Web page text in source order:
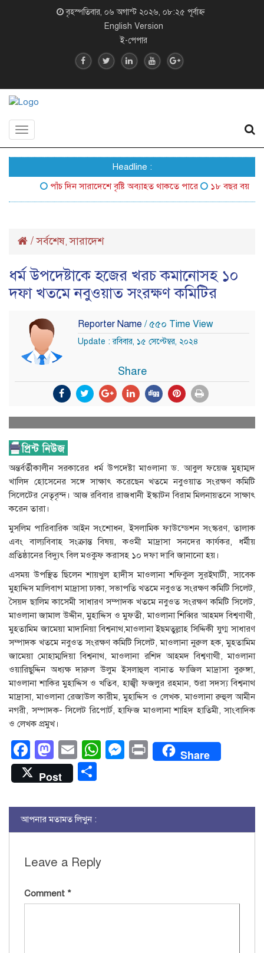
বৃহস্পতিবার, ০৬ অগাস্ট ২০২৬, ০৮:২৫ পূর্বাহ্ন
English Version
ই-পেপার
Toggle
Headline :
পাঁচ দিন সারাদেশে বৃষ্টি অব্যাহত থাকতে পারে
১৮ বছর বয়সেই
/সর্বশেষ,সারাদেশ
ধর্ম উপদেষ্টাকে হজের খরচ কমানোসহ ১০
দফা খতমে নবুওয়াত সংরক্ষণ কমিটির
Reporter Name / ৫৫০ Time View
Update : রবিবার, ১৫ সেপ্টেম্বর, ২০২৪
Share
অন্তর্বর্তীকালীন সরকারের ধর্ম উপদেষ্টা মাওলানা ড. আবুল ফয়েজ মুহাম্মদ
খালিদ হোসেনের সঙ্গে সাক্ষাৎ করেছেন খতমে নবুওয়াত সংরক্ষণ কমিটি
সিলেটের নেতৃবৃন্দ। আজ রবিবার রাজধানী ইস্কাটন বিরাম মিলনায়তনে সাক্ষাৎ
করেন তারা।
মুসলিম পারিবারিক আইন সংশোধন, ইসলামিক ফাউন্ডেশন সংস্করণ, তালাক
এবং বাল্যবিবাহ সংক্রান্ত বিষয়, কওমী মাদ্রাসা সনদের কার্যকর, ধর্মীয়
প্রতিষ্ঠানের বিদ্যুৎ বিল মওকুফ করাসহ ১০ দফা দাবি জানানো হয়।
এসময় উপস্থিত ছিলেন শায়খুল হাদীস মাওলানা শফিকুল সুরইঘাটী, সাবেক
মুহাদ্দিস মালিবাগ মাদ্রাসা ঢাকা, সভাপতি খতমে নবুওত সংরক্ষণ কমিটি সিলেট,
সৈয়দ ছালিম কাসেমী সাধারণ সম্পাদক খতমে নবুওত সংরক্ষণ কমিটি সিলেট,
মাওলানা জামাল উদ্দীন, মুহাদ্দিস ও মুফতী, মাওলানা শিব্বির আহমদ বিশ্বণাথী,
মুহতামিম জামেয়া মাদানিয়া বিশ্বনাথ,মাওলানা ইছমতুল্লাহ সিদ্দিকী যুগ্ম সাধারণ
সম্পাদক খতমে নবুওত সংরক্ষণ কমিটি সিলেট, মাওলানা নুরুল হক, মুহতামিম
জামেয়া মোহাম্মদিয়া বিশ্বনাথ, মাওলানা রশিদ আহমদ বিশ্বণাথী, মাওলানা
ওয়ারিছুদ্দিন অধ্যক্ষ দারুল উলুম ইসলাহুল বানাত ফাজিল মাদ্রাসা বুরুঙ্গা,
মাওলানা শাকির মুহাদ্দিস ও খতিব, হাজ্বী ফজলুর রহমান, শুরা সদস্য বিশ্বনাথ
মাদ্রাসা, মাওলানা রেজাউল কারীম, মুহাদ্দিস ও লেখক, মাওলানা রুহুল আমীন
নগরী, সম্পাদক- সিলেট রিপোর্ট, হাফিজ মাওলানা শাহিদ হাতিমী, সাংবাদিক
ও লেখক প্রমুখ।
Facebook
Mastodon
EmailWhatsApp
Messenger
PrintShare
Post
আপনার মতামত লিখুন :
Leave a Reply
Comment *